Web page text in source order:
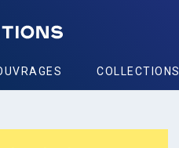
COLLECTIONS